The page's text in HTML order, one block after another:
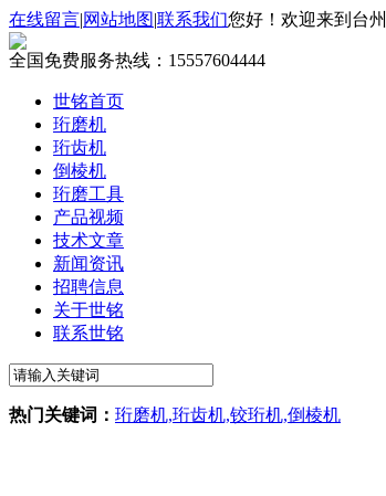
在线留言|网站地图|联系我们您好！欢迎来到台
全国免费服务热线： 15557604444
世铭首页
珩磨机
珩齿机
倒棱机
珩磨工具
产品视频
技术文章
新闻资讯
招聘信息
关于世铭
联系世铭
热门关键词： 珩磨机,珩齿机,铰珩机,倒棱机